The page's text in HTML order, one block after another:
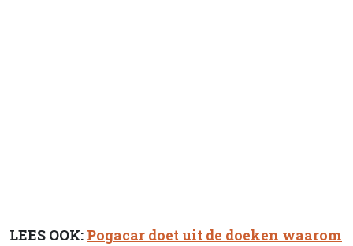
LEES OOK: Pogacar doet uit de doeken waarom